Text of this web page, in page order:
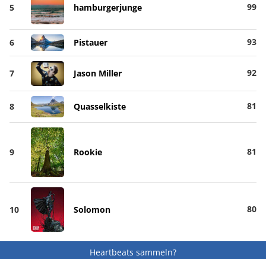
5 hamburgerjunge 99
6 Pistauer 93
7 Jason Miller 92
8 Quasselkiste 81
9 Rookie 81
10 Solomon 80
Heartbeats sammeln?